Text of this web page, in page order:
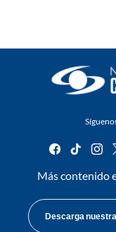
facebook
tiktok
Más contenido
Descarga